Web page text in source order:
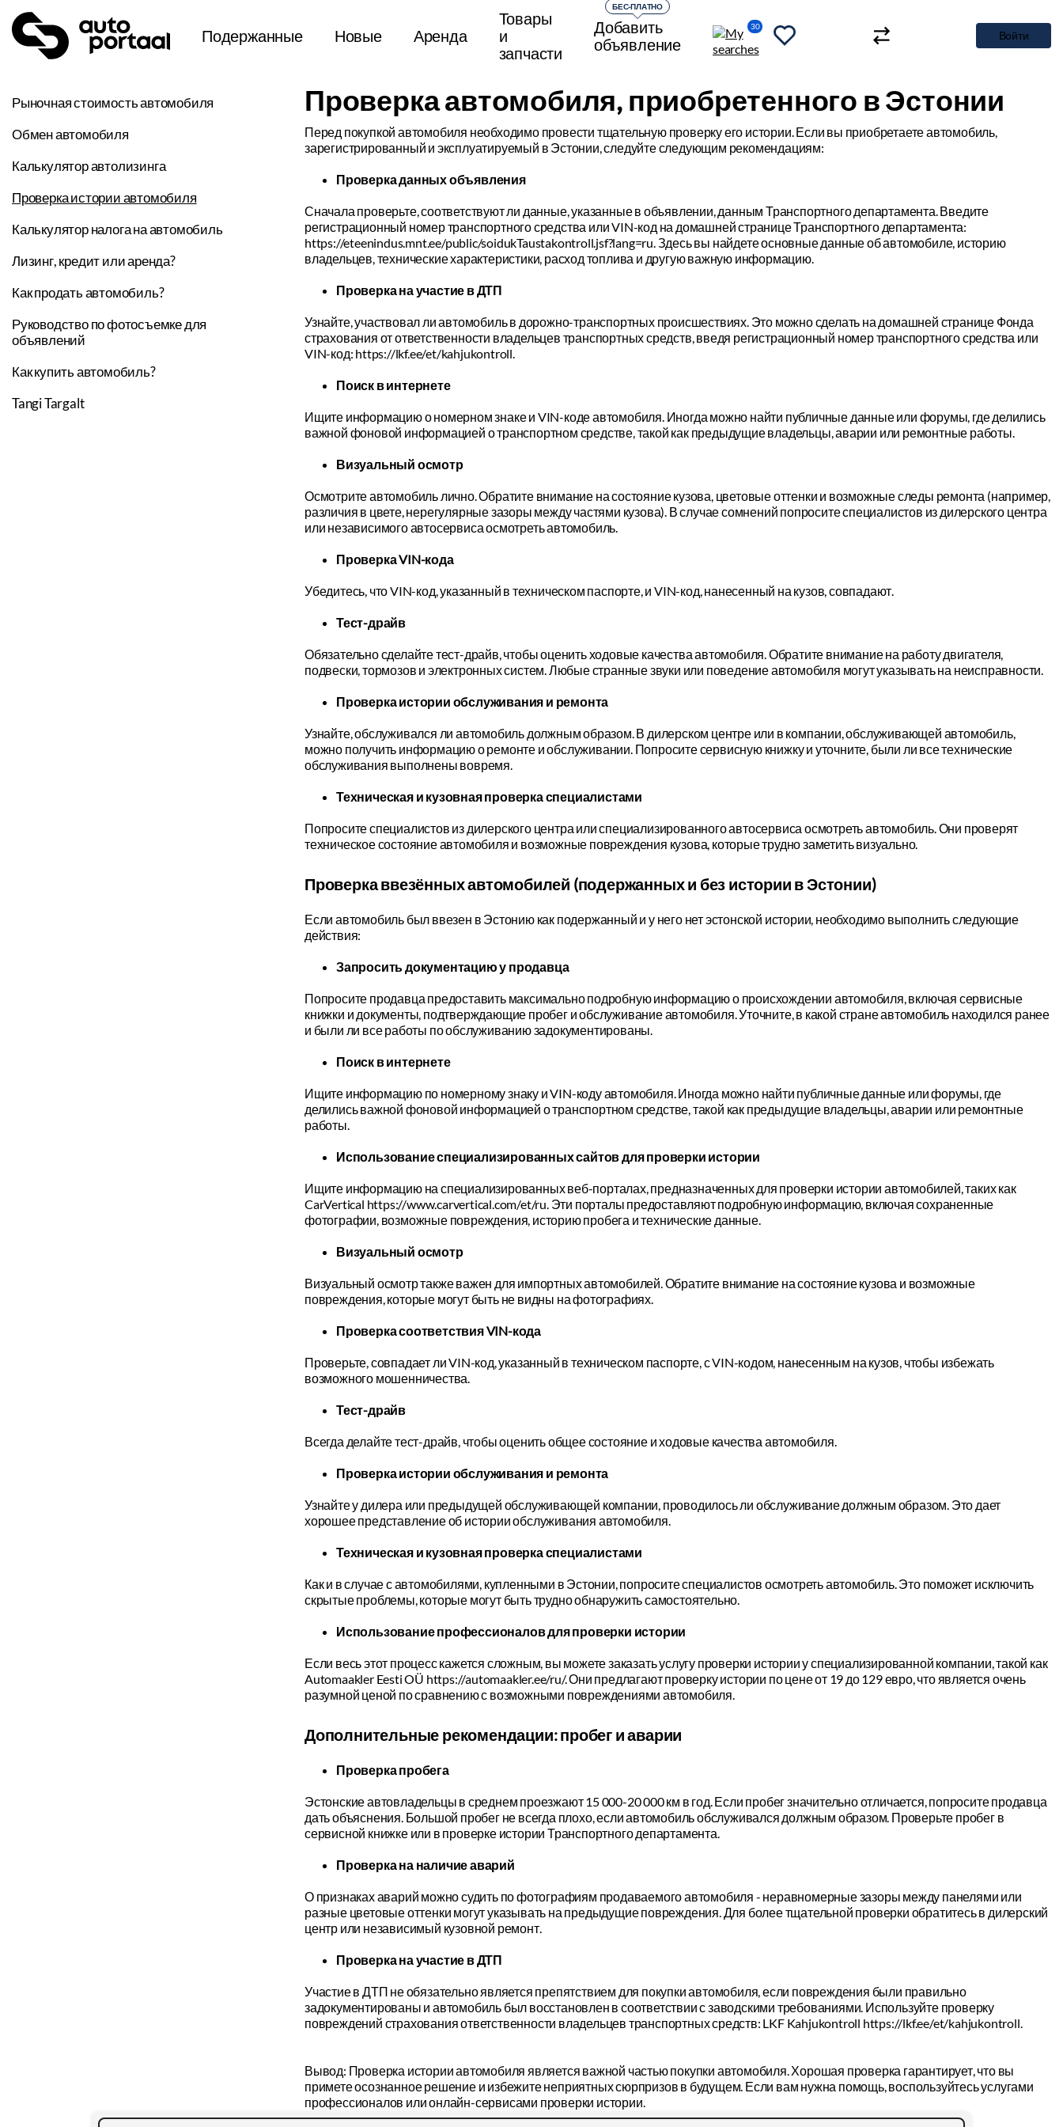
Подержанные Новые Аренда
Товары
и
запчасти
Добавить
объявление
БЕС-ПЛАТНО
30
Войти
Рыночная стоимость автомобиля
Обмен автомобиля
Калькулятор автолизинга
Проверка истории автомобиля
Калькулятор налога на автомобиль
Лизинг, кредит или аренда?
Как продать автомобиль?
Руководство по фотосъемке для
объявлений
Как купить автомобиль?
Tangi Targalt
Проверка автомобиля, приобретенного в Эстонии
Перед покупкой автомобиля необходимо провести тщательную проверку его истории. Если вы приобретаете автомобиль,
зарегистрированный и эксплуатируемый в Эстонии, следуйте следующим рекомендациям:
Проверка данных объявления
Сначала проверьте, соответствуют ли данные, указанные в объявлении, данным Транспортного департамента. Введите
регистрационный номер транспортного средства или VIN-код на домашней странице Транспортного департамента:
https://eteenindus.mnt.ee/public/soidukTaustakontroll.jsf?lang=ru. Здесь вы найдете основные данные об автомобиле, историю
владельцев, технические характеристики, расход топлива и другую важную информацию.
Проверка на участие в ДТП
Узнайте, участвовал ли автомобиль в дорожно-транспортных происшествиях. Это можно сделать на домашней странице Фонда
страхования от ответственности владельцев транспортных средств, введя регистрационный номер транспортного средства или
VIN-код: https://lkf.ee/et/kahjukontroll.
Поиск в интернете
Ищите информацию о номерном знаке и VIN-коде автомобиля. Иногда можно найти публичные данные или форумы, где делились
важной фоновой информацией о транспортном средстве, такой как предыдущие владельцы, аварии или ремонтные работы.
Визуальный осмотр
Осмотрите автомобиль лично. Обратите внимание на состояние кузова, цветовые оттенки и возможные следы ремонта (например,
различия в цвете, нерегулярные зазоры между частями кузова). В случае сомнений попросите специалистов из дилерского центра
или независимого автосервиса осмотреть автомобиль.
Проверка VIN-кода
Убедитесь, что VIN-код, указанный в техническом паспорте, и VIN-код, нанесенный на кузов, совпадают.
Тест-драйв
Обязательно сделайте тест-драйв, чтобы оценить ходовые качества автомобиля. Обратите внимание на работу двигателя,
подвески, тормозов и электронных систем. Любые странные звуки или поведение автомобиля могут указывать на неисправности.
Проверка истории обслуживания и ремонта
Узнайте, обслуживался ли автомобиль должным образом. В дилерском центре или в компании, обслуживающей автомобиль,
можно получить информацию о ремонте и обслуживании. Попросите сервисную книжку и уточните, были ли все технические
обслуживания выполнены вовремя.
Техническая и кузовная проверка специалистами
Попросите специалистов из дилерского центра или специализированного автосервиса осмотреть автомобиль. Они проверят
техническое состояние автомобиля и возможные повреждения кузова, которые трудно заметить визуально.
Проверка ввезённых автомобилей (подержанных и без истории в Эстонии)
Если автомобиль был ввезен в Эстонию как подержанный и у него нет эстонской истории, необходимо выполнить следующие
действия:
Запросить документацию у продавца
Попросите продавца предоставить максимально подробную информацию о происхождении автомобиля, включая сервисные
книжки и документы, подтверждающие пробег и обслуживание автомобиля. Уточните, в какой стране автомобиль находился ранее
и были ли все работы по обслуживанию задокументированы.
Поиск в интернете
Ищите информацию по номерному знаку и VIN-коду автомобиля. Иногда можно найти публичные данные или форумы, где
делились важной фоновой информацией о транспортном средстве, такой как предыдущие владельцы, аварии или ремонтные
работы.
Использование специализированных сайтов для проверки истории
Ищите информацию на специализированных веб-порталах, предназначенных для проверки истории автомобилей, таких как
CarVertical https://www.carvertical.com/et/ru. Эти порталы предоставляют подробную информацию, включая сохраненные
фотографии, возможные повреждения, историю пробега и технические данные.
Визуальный осмотр
Визуальный осмотр также важен для импортных автомобилей. Обратите внимание на состояние кузова и возможные
повреждения, которые могут быть не видны на фотографиях.
Проверка соответствия VIN-кода
Проверьте, совпадает ли VIN-код, указанный в техническом паспорте, с VIN-кодом, нанесенным на кузов, чтобы избежать
возможного мошенничества.
Тест-драйв
Всегда делайте тест-драйв, чтобы оценить общее состояние и ходовые качества автомобиля.
Проверка истории обслуживания и ремонта
Узнайте у дилера или предыдущей обслуживающей компании, проводилось ли обслуживание должным образом. Это дает
хорошее представление об истории обслуживания автомобиля.
Техническая и кузовная проверка специалистами
Как и в случае с автомобилями, купленными в Эстонии, попросите специалистов осмотреть автомобиль. Это поможет исключить
скрытые проблемы, которые могут быть трудно обнаружить самостоятельно.
Использование профессионалов для проверки истории
Если весь этот процесс кажется сложным, вы можете заказать услугу проверки истории у специализированной компании, такой как
Automaakler Eesti OÜ https://automaakler.ee/ru/. Они предлагают проверку истории по цене от 19 до 129 евро, что является очень
разумной ценой по сравнению с возможными повреждениями автомобиля.
Дополнительные рекомендации: пробег и аварии
Проверка пробега
Эстонские автовладельцы в среднем проезжают 15 000-20 000 км в год. Если пробег значительно отличается, попросите продавца
дать объяснения. Большой пробег не всегда плохо, если автомобиль обслуживался должным образом. Проверьте пробег в
сервисной книжке или в проверке истории Транспортного департамента.
Проверка на наличие аварий
О признаках аварий можно судить по фотографиям продаваемого автомобиля - неравномерные зазоры между панелями или
разные цветовые оттенки могут указывать на предыдущие повреждения. Для более тщательной проверки обратитесь в дилерский
центр или независимый кузовной ремонт.
Проверка на участие в ДТП
Участие в ДТП не обязательно является препятствием для покупки автомобиля, если повреждения были правильно
задокументированы и автомобиль был восстановлен в соответствии с заводскими требованиями. Используйте проверку
повреждений страхования ответственности владельцев транспортных средств: LKF Kahjukontroll https://lkf.ee/et/kahjukontroll.
Вывод: Проверка истории автомобиля является важной частью покупки автомобиля. Хорошая проверка гарантирует, что вы
примете осознанное решение и избежите неприятных сюрпризов в будущем. Если вам нужна помощь, воспользуйтесь услугами
профессионалов или онлайн-сервисами проверки истории.